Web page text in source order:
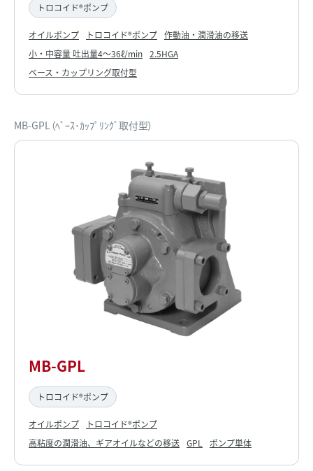
トロコイド®ポンプ
オイルポンプ トロコイド®ポンプ 作動油・潤滑油の移送
小・中容量 吐出量4～36ℓ/min 2.5HGA
ベース・カップリング取付型
MB-GPL（ﾍﾞｰｽ･ｶｯﾌﾟﾘﾝｸﾞ取付型）
MB-GPL
トロコイド®ポンプ
オイルポンプ
トロコイド®ポンプ
高粘度の潤滑油、ギアオイルなどの移送 GPL ポンプ単体